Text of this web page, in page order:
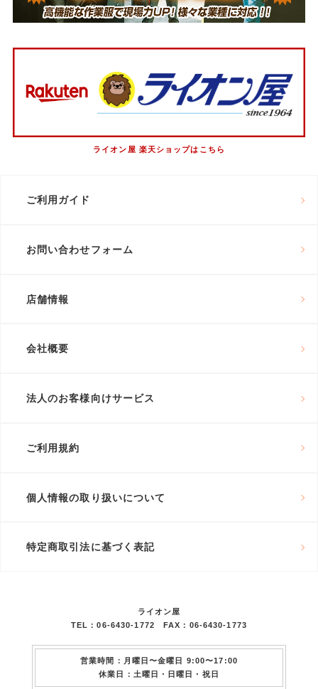
ライオン屋 楽天ショップはこちら
ご利用ガイド
お問い合わせフォーム
店舗情報
会社概要
法人のお客様向けサービス
ご利用規約
個人情報の取り扱いについて
特定商取引法に基づく表記
ライオン屋
TEL：06-6430-1772 FAX：06-6430-1773
営業時間：月曜日〜金曜日 9:00〜17:00
休業日：土曜日・日曜日・祝日